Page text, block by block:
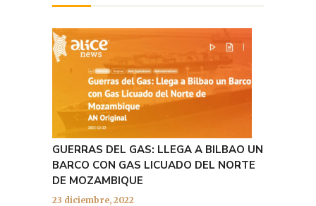
GUERRAS DEL GAS: LLEGA A BILBAO UN
BARCO CON GAS LICUADO DEL NORTE
DE MOZAMBIQUE
23 diciembre, 2022